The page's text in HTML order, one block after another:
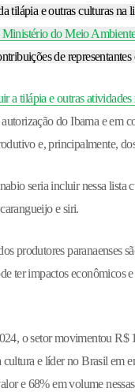
tilápia e outras culturas na
do Meio
de
a tilápia e outras
do Ibama e em
e, principalmente,
seria incluir nessa lista
e siri.
produtores paranaenses
ter impactos econômicos
o setor movimentou R$
e líder no Brasil em
e 68% em volume